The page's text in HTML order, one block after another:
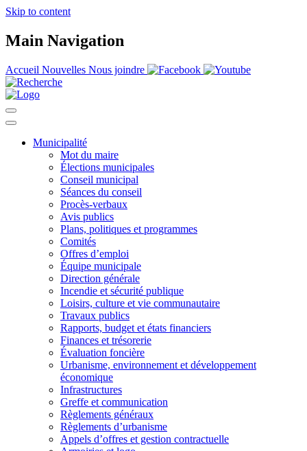
Skip to content
Main Navigation
Accueil Nouvelles Nous joindre
Municipalité
Mot du maire
Élections municipales
Conseil municipal
Séances du conseil
Procès-verbaux
Avis publics
Plans, politiques et programmes
Comités
Offres d’emploi
Équipe municipale
Direction générale
Incendie et sécurité publique
Loisirs, culture et vie communautaire
Travaux publics
Rapports, budget et états financiers
Finances et trésorerie
Évaluation foncière
Urbanisme, environnement et développement
économique
Infrastructures
Greffe et communication
Règlements généraux
Règlements d’urbanisme
Appels d’offres et gestion contractuelle